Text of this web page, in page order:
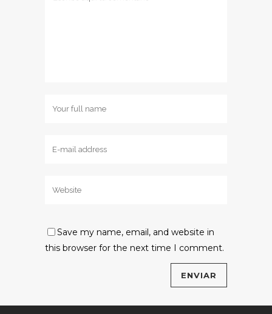
Save my name, email, and website in
this browser for the next time I comment.